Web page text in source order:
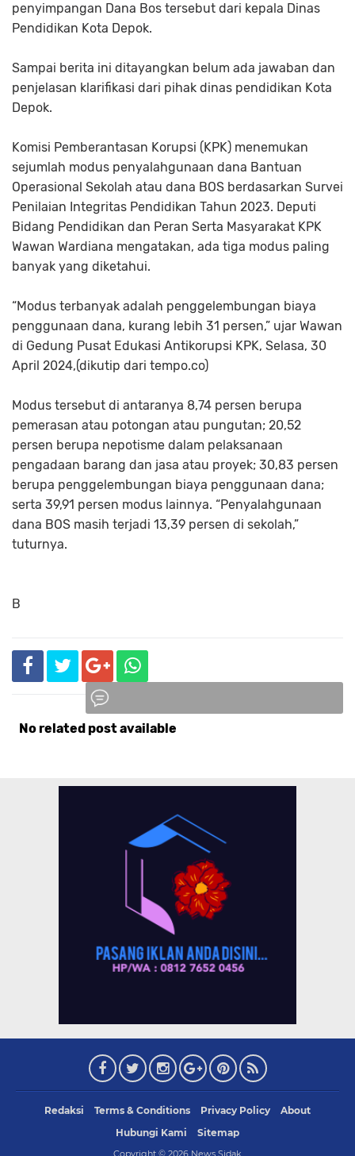
penyimpangan Dana Bos tersebut dari kepala Dinas
Pendidikan Kota Depok.
Sampai berita ini ditayangkan belum ada jawaban dan
penjelasan klarifikasi dari pihak dinas pendidikan Kota
Depok.
Komisi Pemberantasan Korupsi (KPK) menemukan
sejumlah modus penyalahgunaan dana Bantuan
Operasional Sekolah atau dana BOS berdasarkan Survei
Penilaian Integritas Pendidikan Tahun 2023. Deputi
Bidang Pendidikan dan Peran Serta Masyarakat KPK
Wawan Wardiana mengatakan, ada tiga modus paling
banyak yang diketahui.
“Modus terbanyak adalah penggelembungan biaya
penggunaan dana, kurang lebih 31 persen,” ujar Wawan
di Gedung Pusat Edukasi Antikorupsi KPK, Selasa, 30
April 2024,(dikutip dari tempo.co)
Modus tersebut di antaranya 8,74 persen berupa
pemerasan atau potongan atau pungutan; 20,52
persen berupa nepotisme dalam pelaksanaan
pengadaan barang dan jasa atau proyek; 30,83 persen
berupa penggelembungan biaya penggunaan dana;
serta 39,91 persen modus lainnya. “Penyalahgunaan
dana BOS masih terjadi 13,39 persen di sekolah,”
tuturnya.
B
No related post available
Redaksi Terms & Conditions Privacy Policy
About
Hubungi Kami
Sitemap
Copyright © 2026 News Sidak